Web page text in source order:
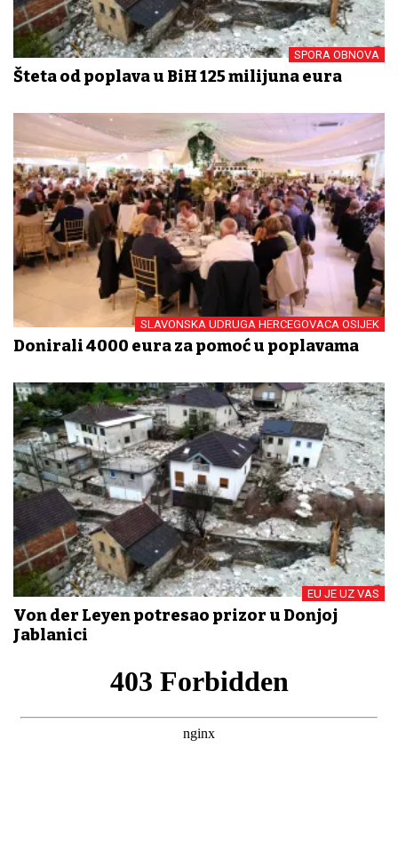
SPORA OBNOVA
Šteta od poplava u BiH 125 milijuna eura
SLAVONSKA UDRUGA HERCEGOVACA OSIJEK
Donirali 4000 eura za pomoć u poplavama
EU JE UZ VAS
Von der Leyen potresao prizor u Donjoj
Jablanici